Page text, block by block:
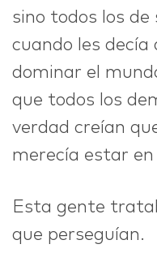
sino todos los de
cuando les decía
dominar el
que todos los
verdad creían
merecía estar en
Esta gente
que perseguían.